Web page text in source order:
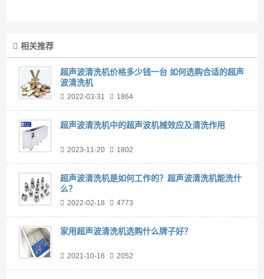
相关推荐
超声波清洗机价格多少钱一台 如何选购合适的超声
波清洗机
2022-03-31 1864
超声波清洗机中的超声波机械效应及清洗作用
2023-11-20 1802
超声波清洗机是如何工作的？超声波清洗机能洗什
么？
2022-02-18 4773
家用超声波清洗机选购什么牌子好？
2021-10-16 2052